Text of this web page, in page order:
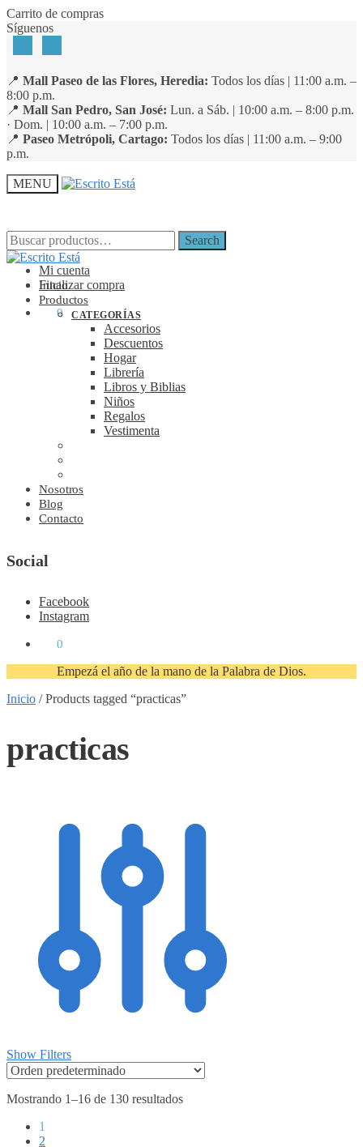
Skip
to
Skip
to
Carrito de compras
Síguenos
📍 Mall Paseo de las Flores, Heredia: Todos los días | 11:00 a.m. –
8:00 p.m.
📍 Mall San Pedro, San José: Lun. a Sáb. | 10:00 a.m. – 8:00 p.m.
· Dom. | 10:00 a.m. – 7:00 p.m.
📍 Paseo Metrópoli, Cartago: Todos los días | 11:00 a.m. – 9:00
p.m.
MENU
Search
for:
Search
Mi cuenta
Finalizar compra
0
Search
for:
Search
Inicio
Productos
CATEGORÍAS
Accesorios
Descuentos
Hogar
Librería
Libros y Biblias
Niños
Regalos
Vestimenta
Nosotros
Blog
Contacto
Social
Facebook
Instagram
0
Empezá el año de la mano de la Palabra de Dios.
Inicio /Products tagged “practicas”
practicas
Show Filters
Mostrando 1–16 de 130 resultados
1
2